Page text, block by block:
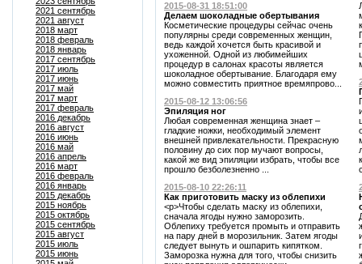
2021 сентябрь
2021 август
2018 март
2018 февраль
2018 январь
2017 сентябрь
2017 июль
2017 июнь
2017 май
2017 март
2017 февраль
2016 декабрь
2016 август
2016 июнь
2016 май
2016 апрель
2016 март
2016 февраль
2016 январь
2015 декабрь
2015 ноябрь
2015 октябрь
2015 сентябрь
2015 август
2015 июль
2015 июнь
2015-08-31 18:51:00
Делаем шоколадные обертывания
Косметические процедуры сейчас очень
популярны среди современных женщин,
ведь каждой хочется быть красивой и
ухоженной. Одной из любимейших
процедур в салонах красоты является
шоколадное обертывание. Благодаря ему
можно совместить приятное времяпрово...
2015-08-12 13:06:56
Эпиляция ног
Любая современная женщина знает –
гладкие ножки, необходимый элемент
внешней привлекательности. Прекрасную
половину до сих пор мучают вопросы,
какой же вид эпиляции избрать, чтобы все
прошло безболезненно ...
2015-08-10 22:26:11
Как приготовить маску из облепихи
<p>Чтобы сделать маску из облепихи,
сначала ягоды нужно заморозить.
Облепиху требуется промыть и отправить
на пару дней в морозильник. Затем ягоды
следует вынуть и ошпарить кипятком.
Заморозка нужна для того, чтобы снизить